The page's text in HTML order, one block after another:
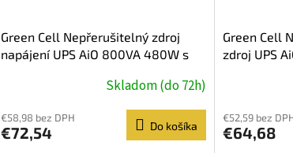
Green Cell Nepřerušitelný zdroj
napájení UPS AiO 800VA 480W s
Skladom (do 72h)
€58,98 bez DPH
€72,54 Do košíka
Green Cell
zdroj UPS
€52,59 bez
€64,68